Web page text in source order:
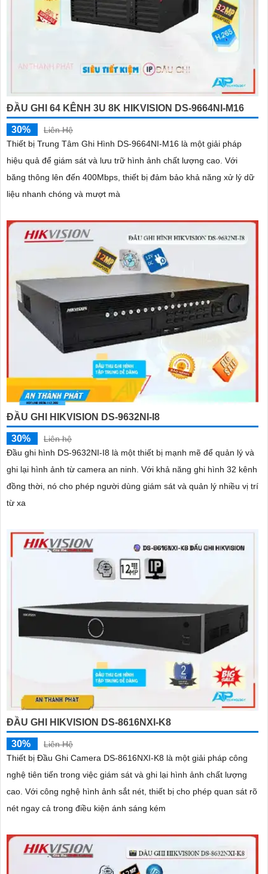
ĐẦU GHI 64 KÊNH 3U 8K HIKVISION DS-9664NI-M16
30%
Liên Hệ
Thiết bị Trung Tâm Ghi Hình DS-9664NI-M16 là một giải pháp
hiệu quả để giám sát và lưu trữ hình ảnh chất lượng cao. Với
băng thông lên đến 400Mbps, thiết bị đảm bảo khả năng xử lý dữ
liệu nhanh chóng và mượt mà
ĐẦU GHI HIKVISION DS-9632NI-I8
30%
Liên hệ
Đầu ghi hình DS-9632NI-I8 là một thiết bị mạnh mẽ để quản lý và
ghi lại hình ảnh từ camera an ninh. Với khả năng ghi hình 32 kênh
đồng thời, nó cho phép người dùng giám sát và quản lý nhiều vị trí
từ xa
ĐẦU GHI HIKVISION DS-8616NXI-K8
30%
Liên Hệ
Thiết bị Đầu Ghi Camera DS-8616NXI-K8 là một giải pháp công
nghệ tiên tiến trong việc giám sát và ghi lại hình ảnh chất lượng
cao. Với công nghệ hình ảnh sắt nét, thiết bị cho phép quan sát rõ
nét ngay cả trong điều kiện ánh sáng kém